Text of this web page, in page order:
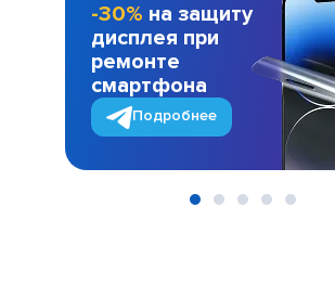
-30% на защиту
дисплея при
ремонте
смартфона
Подробнее